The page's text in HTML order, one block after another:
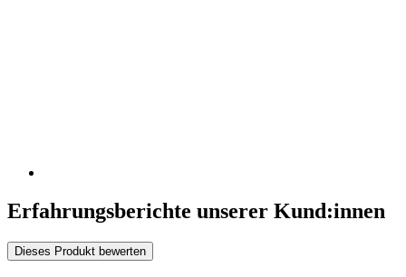
Erfahrungsberichte unserer Kund:innen
Dieses Produkt bewerten